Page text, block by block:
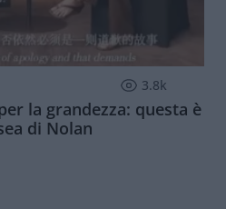
3.8k
la grandezza: questa è
di Nolan